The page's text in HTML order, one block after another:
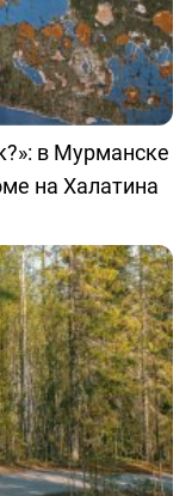
в Мурманске
на Халатина